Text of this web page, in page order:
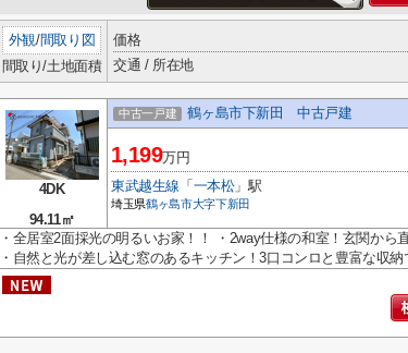
外観/間取り図
間取り/土地面積
価格
交通 / 所在地
4DK
94.11㎡
中古一戸建 鶴ヶ島市下新田 中古戸建
1,199万円
東武越生線 「 一本松」駅
埼玉県鶴ヶ島市大字下新田
・全居室2面採光の明るいお家！！ ・2way仕様の和室！玄関か
・自然と光が差し込む窓のあるキッチン！3口コンロと豊富な収